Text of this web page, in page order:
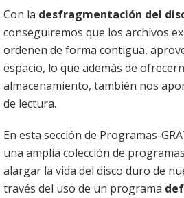
Con la desfragmentación del
conseguiremos que los archivos
ordenen de forma contigua,
espacio, lo que además de
almacenamiento, también nos
de lectura.
En esta sección de Programas-
una amplia colección de
alargar la vida del disco duro de
través del uso de un programa